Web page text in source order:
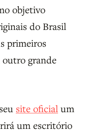
objetivo
do Brasil
primeiros
outro grande
site oficial um
um escritório